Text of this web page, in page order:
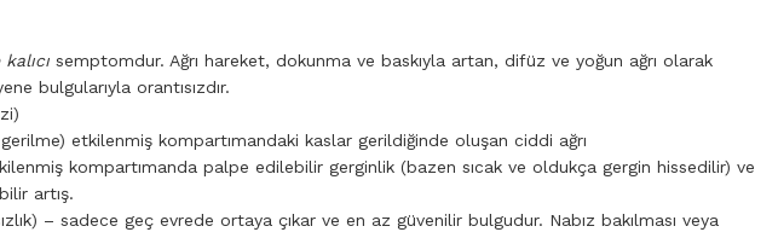
semptomdur. Ağrı hareket, dokunma ve baskıyla artan, difüz ve yoğun ağrı olarak
bulgularıyla orantısızdır.
etkilenmiş kompartımandaki kaslar gerildiğinde oluşan ciddi ağrı
kompartımanda palpe edilebilir ger­ginlik (bazen sıcak ve oldukça gergin hissedilir) ve
artış.
– sadece geç evrede ortaya çıkar ve en az güvenilir bulgudur. Nabız bakılması veya